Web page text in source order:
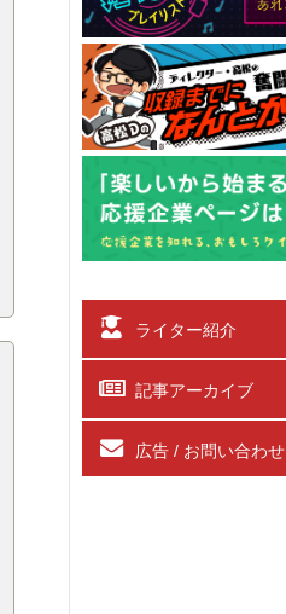
ライター紹介
記事アーカイブ
広告 / お問い合わせ